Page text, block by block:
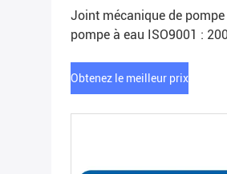
Joint mécanique de
pompe à eau ISO9001 :
Obtenez le meilleur prix